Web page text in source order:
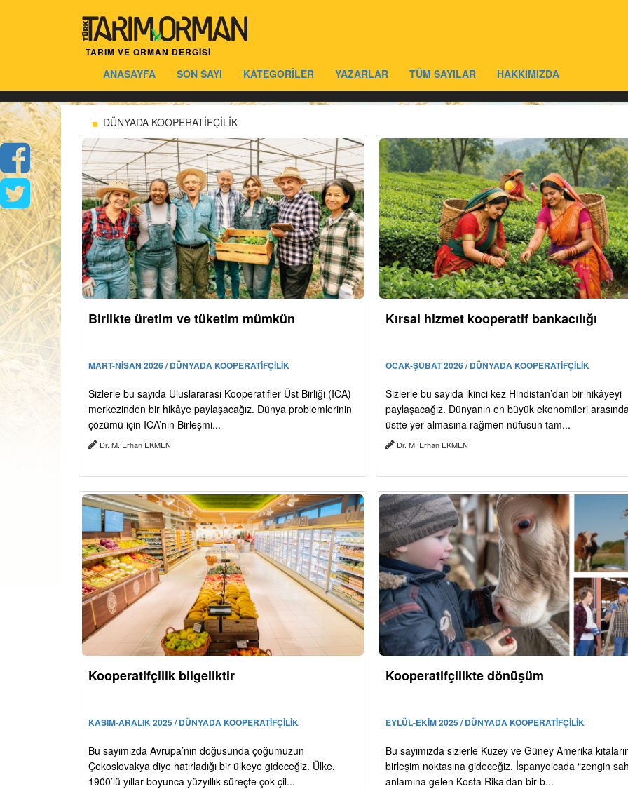
TARIM VE ORMAN DERGİSİ
ANASAYFA SON SAYI KATEGORİLER YAZARLAR TÜM SAYILAR HAKKIMIZDA
DÜNYADA KOOPERATİFÇİLİK
Birlikte üretim ve tüketim mümkün
MART-NİSAN 2026 / DÜNYADA KOOPERATİFÇİLİK
Sizlerle bu sayıda Uluslararası Kooperatifler Üst Birliği (ICA)
merkezinden bir hikâye paylaşacağız. Dünya problemlerinin
çözümü için ICA’nın Birleşmi...
Dr. M. Erhan EKMEN
Kırsal hizmet kooperatif bankacılığı
OCAK-ŞUBAT 2026 / DÜNYADA KOOPERATİFÇİLİK
Sizlerle bu sayıda ikinci kez Hindistan’dan bir hikâyeyi
paylaşacağız. Dünyanın en büyük ekonomileri
üstte yer almasına rağmen nüfusun tam...
Dr. M. Erhan EKMEN
Kooperatifçilik bilgeliktir
KASIM-ARALIK 2025 / DÜNYADA KOOPERATİFÇİLİK
Bu sayımızda Avrupa’nın doğusunda çoğumuzun
Çekoslovakya diye hatırladığı bir ülkeye gideceğiz. Ülke,
1900’lü yıllar boyunca yüzyıllık süreçte çok çil...
Kooperatifçilikte dönüşüm
EYLÜL-EKİM 2025 / DÜNYADA KOOPERATİFÇİLİK
Bu sayımızda sizlerle Kuzey ve Güney Amerika
birleşim noktasına gideceğiz. İspanyolcada “zengin
anlamına gelen Kosta Rika’dan bir b...